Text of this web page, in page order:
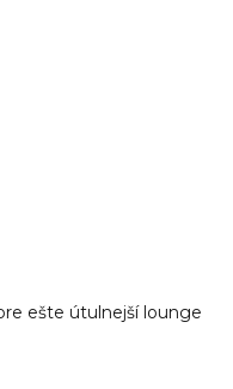
ešte útulnejší lounge